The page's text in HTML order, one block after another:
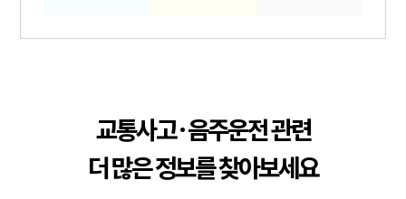
교통사고·음주운전 관련
더 많은 정보를 찾아보세요